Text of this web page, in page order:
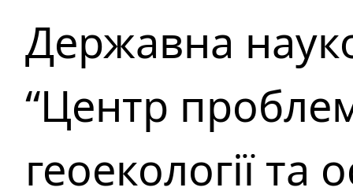
Державна
“Центр
геоекології та